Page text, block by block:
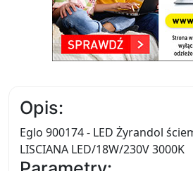
Opis:
Eglo 900174 - LED Żyrandol
LISCIANA LED/18W/230V 3000K